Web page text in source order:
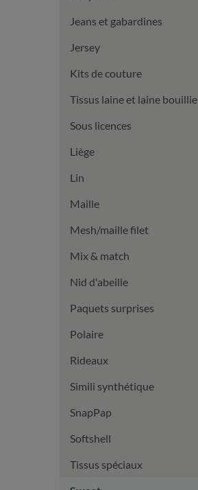
Jeans et gabardines
Jersey
Kits de couture
Tissus laine et laine bouillie
Sous licences
Liège
Lin
Maille
Mesh/maille filet
Mix & match
Nid d'abeille
Paquets surprises
Polaire
Rideaux
Simili synthétique
SnapPap
Softshell
Tissus spéciaux